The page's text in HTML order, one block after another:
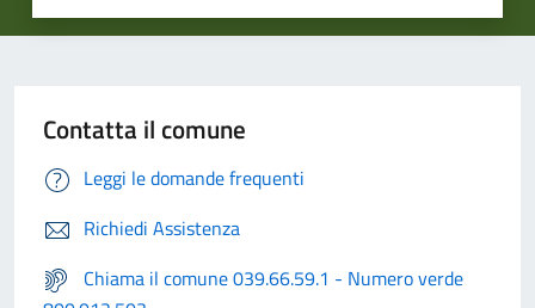
Contatta il comune
Leggi le domande frequenti
Richiedi Assistenza
Chiama il comune 039.66.59.1 - Numero verde